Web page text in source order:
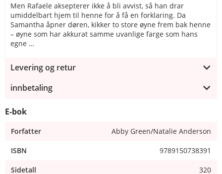
Men Rafaele aksepterer ikke å bli avvist, så han drar
umiddelbart hjem til henne for å få en forklaring. Da
Samantha åpner døren, kikker to store øyne frem bak henne
– øyne som har akkurat samme uvanlige farge som hans
egne …
Levering og retur
innbetaling
E-bok
Forfatter Abby Green/Natalie Anderson
ISBN 9789150738391
Sidetall 320